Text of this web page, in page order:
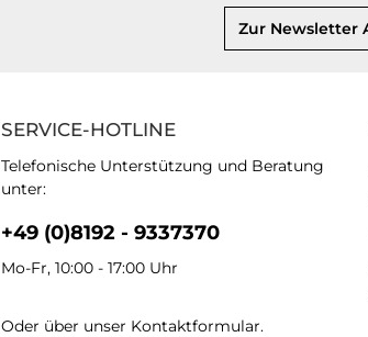
Zur Newsletter
SERVICE-HOTLINE
Telefonische Unterstützung und Beratung
unter:
+49 (0)8192 - 9337370
Mo-Fr, 10:00 - 17:00 Uhr
Oder über unser Kontaktformular.